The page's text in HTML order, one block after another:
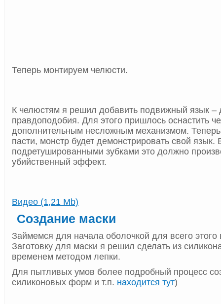
Теперь монтируем челюсти.
К челюстям я решил добавить подвижный язык –
правдоподобия. Для этого пришлось оснастить
дополнительным несложным механизмом.
пасти, монстр будет демонстрировать свой язык.
подретушированными зубками это должно
убийственный эффект.
Видео (1,21 Mb)
Создание маски
Займемся для начала оболочкой для всего этого
Заготовку для маски я решил сделать из
временем методом лепки.
Для пытливых умов более подробный процесс
силиконовых форм и т.п. находится тут)